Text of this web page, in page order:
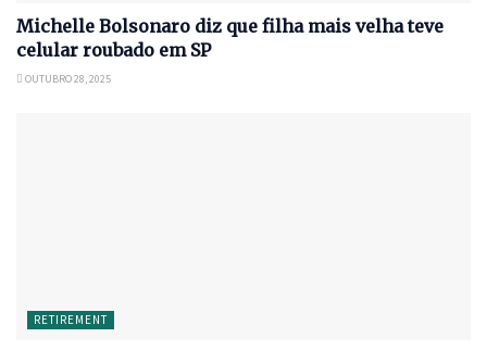
Michelle Bolsonaro diz que filha mais velha teve
celular roubado em SP
OUTUBRO 28, 2025
RETIREMENT